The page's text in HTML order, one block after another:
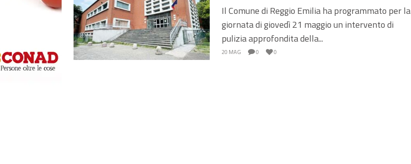
Il Comune di Reggio Emilia ha programmato per la
giornata di giovedì 21 maggio un intervento di
pulizia approfondita della...
20 MAG 0 0